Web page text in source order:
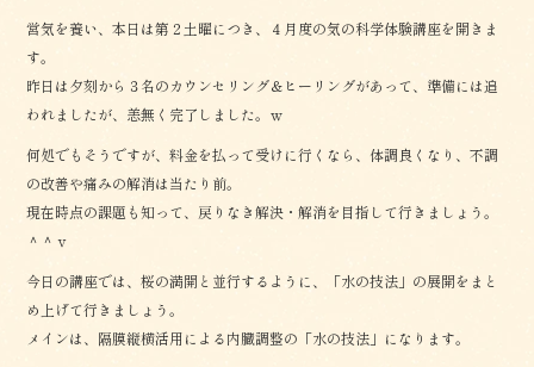
営気を養い、本日は第２土曜につき、４月度の気の科学体験講座を開きま
す。
昨日は夕刻から３名のカウンセリング＆ヒーリングがあって、準備には追
われましたが、恙無く完了しました。ｗ
何処でもそうですが、料金を払って受けに行くなら、体調良くなり、不調
の改善や痛みの解消は当たり前。
現在時点の課題も知って、戻りなき解決・解消を目指して行きましょう。
＾＾ｖ
今日の講座では、桜の満開と並行するように、「水の技法」の展開をまと
め上げて行きましょう。
メインは、隔膜縦横活用による内臓調整の「水の技法」になります。